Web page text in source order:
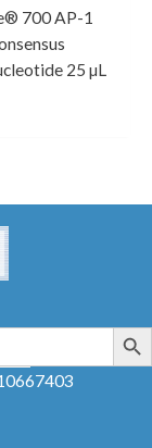
700 AP-1
25 µL
SEARCH